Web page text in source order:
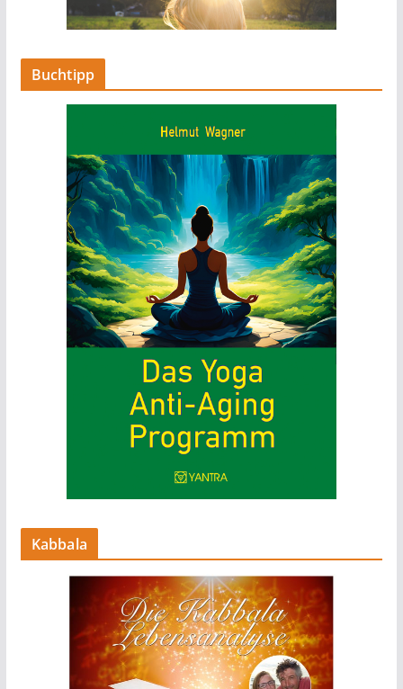
Buchtipp
Kabbala